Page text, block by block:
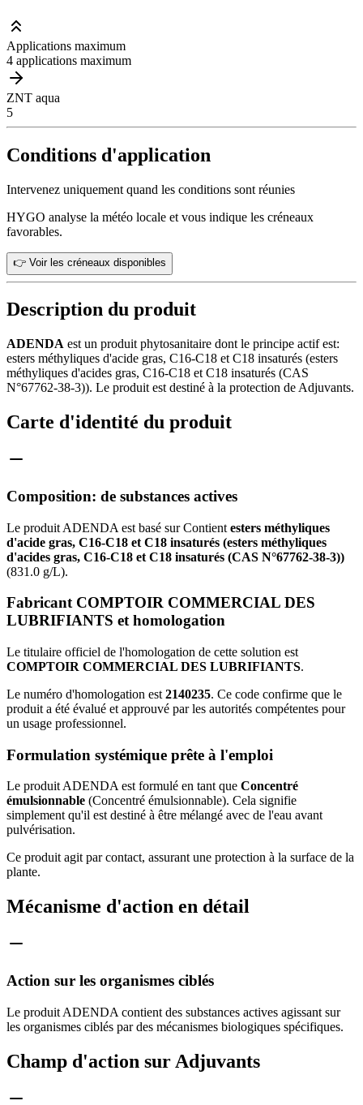
Applications maximum
4 applications maximum
ZNT aqua
5
Conditions d'application
Intervenez uniquement quand les conditions sont réunies
HYGO analyse la météo locale et vous indique les créneaux
favorables.
👉 Voir les créneaux disponibles
Description du produit
ADENDA est un produit phytosanitaire dont le principe actif est:
esters méthyliques d'acide gras, C16-C18 et C18 insaturés (esters
méthyliques d'acides gras, C16-C18 et C18 insaturés (CAS
N°67762-38-3)). Le produit est destiné à la protection de Adjuvants.
Carte d'identité du produit
Composition: de substances actives
Le produit ADENDA est basé sur Contient esters méthyliques
d'acide gras, C16-C18 et C18 insaturés (esters méthyliques
d'acides gras, C16-C18 et C18 insaturés (CAS N°67762-38-3))
(831.0 g/L).
Fabricant COMPTOIR COMMERCIAL DES
LUBRIFIANTS et homologation
Le titulaire officiel de l'homologation de cette solution est
COMPTOIR COMMERCIAL DES LUBRIFIANTS.
Le numéro d'homologation est 2140235. Ce code confirme que le
produit a été évalué et approuvé par les autorités compétentes pour
un usage professionnel.
Formulation systémique prête à l'emploi
Le produit ADENDA est formulé en tant que Concentré
émulsionnable (Concentré émulsionnable). Cela signifie
simplement qu'il est destiné à être mélangé avec de l'eau avant
pulvérisation.
Ce produit agit par contact, assurant une protection à la surface de la
plante.
Mécanisme d'action en détail
Action sur les organismes ciblés
Le produit ADENDA contient des substances actives agissant sur
les organismes ciblés par des mécanismes biologiques spécifiques.
Champ d'action sur Adjuvants